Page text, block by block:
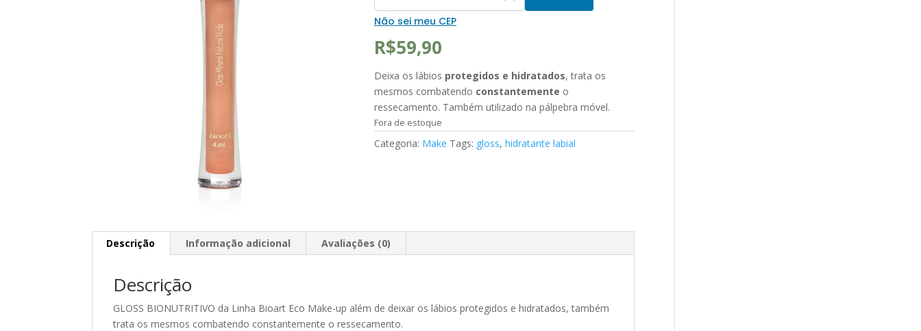
Não sei meu CEP
R$59,90
Deixa os lábios protegidos e hidratados, trata os
mesmos combatendo constantemente o
ressecamento. Também utilizado na pálpebra móvel.
Fora de estoque
Categoria: Make Tags: gloss,hidratante labial
Descrição Informação adicional Avaliações (0)
Descrição
GLOSS BIONUTRITIVO da Linha Bioart Eco Make-up além de deixar os lábios protegidos e hidratados, também
trata os mesmos combatendo constantemente o ressecamento.